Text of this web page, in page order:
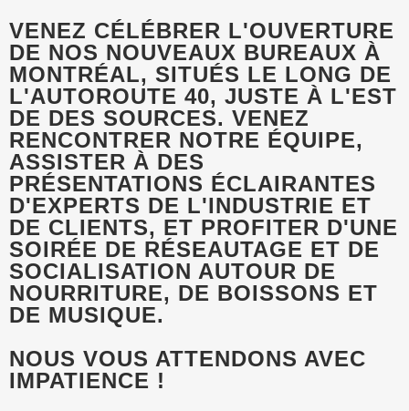
VENEZ CÉLÉBRER L'OUVERTURE
DE NOS NOUVEAUX BUREAUX À
MONTRÉAL, SITUÉS LE LONG DE
L'AUTOROUTE 40, JUSTE À L'EST
DE DES SOURCES. VENEZ
RENCONTRER NOTRE ÉQUIPE,
ASSISTER À DES
PRÉSENTATIONS ÉCLAIRANTES
D'EXPERTS DE L'INDUSTRIE ET
DE CLIENTS, ET PROFITER D'UNE
SOIRÉE DE RÉSEAUTAGE ET DE
SOCIALISATION AUTOUR DE
NOURRITURE, DE BOISSONS ET
DE MUSIQUE.
NOUS VOUS ATTENDONS AVEC
IMPATIENCE !